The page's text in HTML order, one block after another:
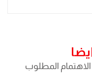
المطلوب